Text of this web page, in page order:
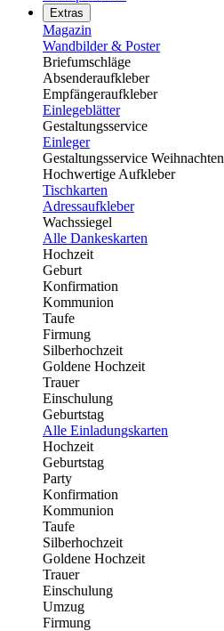
Extras
Magazin
Wandbilder & Poster
Briefumschläge
Absenderaufkleber
Empfängeraufkleber
Einlegeblätter
Gestaltungsservice
Einleger
Gestaltungsservice Weihnachten
Hochwertige Aufkleber
Tischkarten
Adressaufkleber
Wachssiegel
Alle Dankeskarten
Hochzeit
Geburt
Konfirmation
Kommunion
Taufe
Firmung
Silberhochzeit
Goldene Hochzeit
Trauer
Einschulung
Geburtstag
Alle Einladungskarten
Hochzeit
Geburtstag
Party
Konfirmation
Kommunion
Taufe
Silberhochzeit
Goldene Hochzeit
Trauer
Einschulung
Umzug
Firmung